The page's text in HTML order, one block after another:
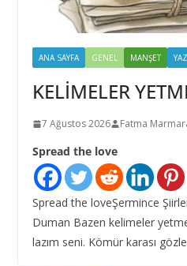
ANA SAYFA GENEL MANŞET
KELİMELER
7 Ağustos 2026 Fatma
Spread the love
Spread the loveŞermince
Duman Bazen kelimeler
lazım seni. Kömür karası